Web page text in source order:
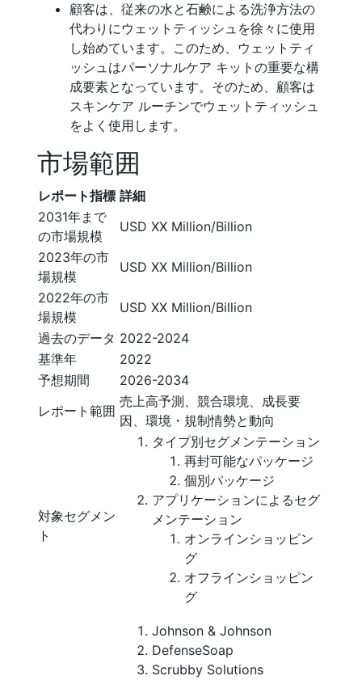
顧客は、従来の水と石鹸による洗浄方法の
代わりにウェットティッシュを徐々に使用
し始めています。このため、ウェットティ
ッシュはパーソナルケア キットの重要な構
成要素となっています。そのため、顧客は
スキンケア ルーチンでウェットティッシュ
をよく使用します。
市場範囲
レポート指標 詳細
2031年まで
の市場規模
USD XX Million/Billion
2023年の市
場規模
USD XX Million/Billion
2022年の市
場規模
USD XX Million/Billion
過去のデータ 2022-2024
基準年
2022
予想期間
2026-2034
レポート範囲
売上高予測、競合環境、成長要
因、環境・規制情勢と動向
対象セグメン
ト
タイプ別セグメンテーション
再封可能なパッケージ
個別パッケージ
アプリケーションによるセグ
メンテーション
オンラインショッピン
グ
オフラインショッピン
グ
Johnson & Johnson
DefenseSoap
Scrubby Solutions